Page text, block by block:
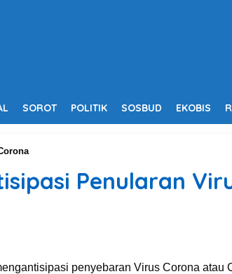
SOROT POLITIK SOSBUD EKOBIS
Penularan
penyebaran Virus Corona